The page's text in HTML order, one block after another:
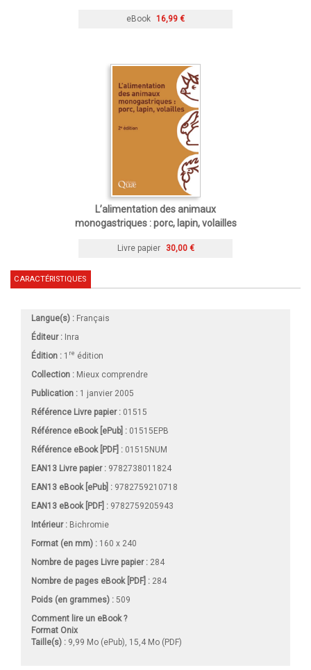
eBook 16,99 €
L’alimentation des animaux
monogastriques : porc, lapin, volailles
Livre papier 30,00 €
CARACTÉRISTIQUES
Langue(s) : Français
Éditeur : Inra
Édition : 1 re édition
Collection : Mieux comprendre
Publication : 1 janvier 2005
Référence Livre papier : 01515
Référence eBook [ePub] : 01515EPB
Référence eBook [PDF] : 01515NUM
EAN13 Livre papier : 9782738011824
EAN13 eBook [ePub] : 9782759210718
EAN13 eBook [PDF] : 9782759205943
Intérieur : Bichromie
Format (en mm) : 160 x 240
Nombre de pages Livre papier: 284
Nombre de pages eBook [PDF] : 284
Poids (en grammes) : 509
Comment lire un eBook ?
Format Onix
Taille(s) : 9,99 Mo (ePub), 15,4 Mo (PDF)